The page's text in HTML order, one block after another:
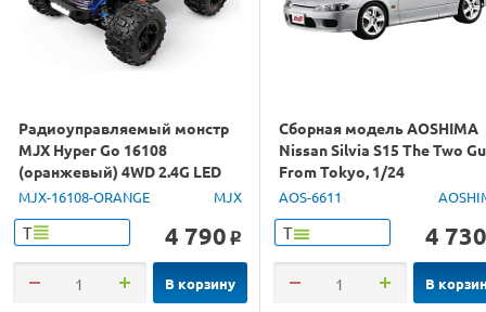
Радиоуправляемый монстр
MJX Hyper Go 16108
(оранжевый) 4WD 2.4G LED
1/16 RTR
MJX-16108-ORANGE MJX
Т 4 790 o
В корзину
Сборная модель AOSHIMA
Nissan Silvia S15 The Two
From Tokyo, 1/24
AOS-6611
Т 4 730
В